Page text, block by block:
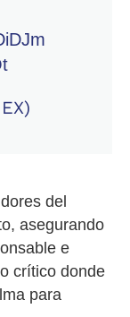
del
asegurando
e
crítico donde
para